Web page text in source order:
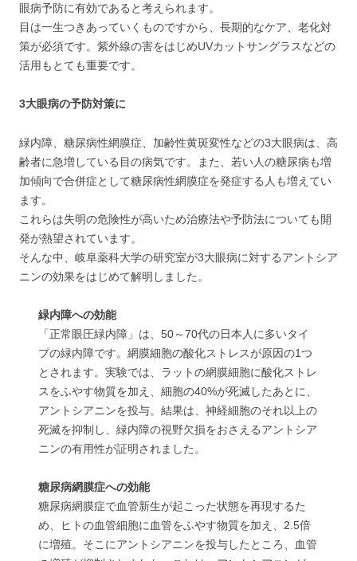
眼病予防に有効であると考えられます。
目は一生つきあっていくものですから、長期的なケア、老化対
策が必須です。紫外線の害をはじめUVカットサングラスなどの
活用もとても重要です。
3大眼病の予防対策に
緑内障、糖尿病性網膜症、加齢性黄斑変性などの3大眼病は、高
齢者に急増している目の病気です。また、若い人の糖尿病も増
加傾向で合併症として糖尿病性網膜症を発症する人も増えてい
ます。
これらは失明の危険性が高いため治療法や予防法についても開
発が熱望されています。
そんな中、岐阜薬科大学の研究室が3大眼病に対するアントシア
ニンの効果をはじめて解明しました。
緑内障への効能
「正常眼圧緑内障」は、50～70代の日本人に多いタイ
プの緑内障です。網膜細胞の酸化ストレスが原因の1つ
とされます。実験では、ラットの網膜細胞に酸化ストレ
スをふやす物質を加え、細胞の40%が死滅したあとに、
アントシアニンを投与。結果は、神経細胞のそれ以上の
死滅を抑制し、緑内障の視野欠損をおさえるアントシア
ニンの有用性が証明されました。
糖尿病網膜症への効能
糖尿病網膜症で血管新生が起こった状態を再現するた
め、ヒトの血管細胞に血管をふやす物質を加え、2.5倍
に増殖。そこにアントシアニンを投与したところ、血管